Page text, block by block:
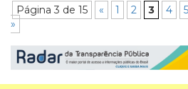
Página 3 de 15 « 1 2 3 4 5
»